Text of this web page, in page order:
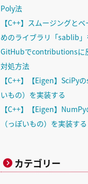
Poly法
【C++】スムージングと
めのライブラリ「sablib
GitHubでcontributionsに
対処方法
【C++】【Eigen】SciPy
いもの）を実装する
【C++】【Eigen】
（っぽいもの）を実装する
カテゴリー